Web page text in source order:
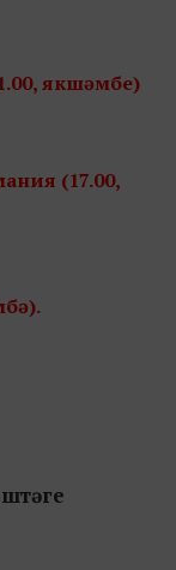
якшәмбе)
(17.00,